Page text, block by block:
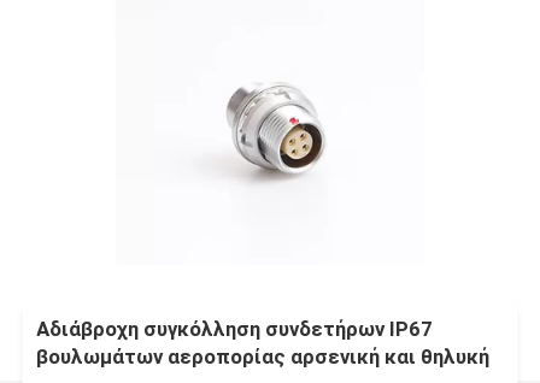
Αδιάβροχη συγκόλληση συνδετήρων IP67
βουλωμάτων αεροπορίας αρσενική και θηλυκή